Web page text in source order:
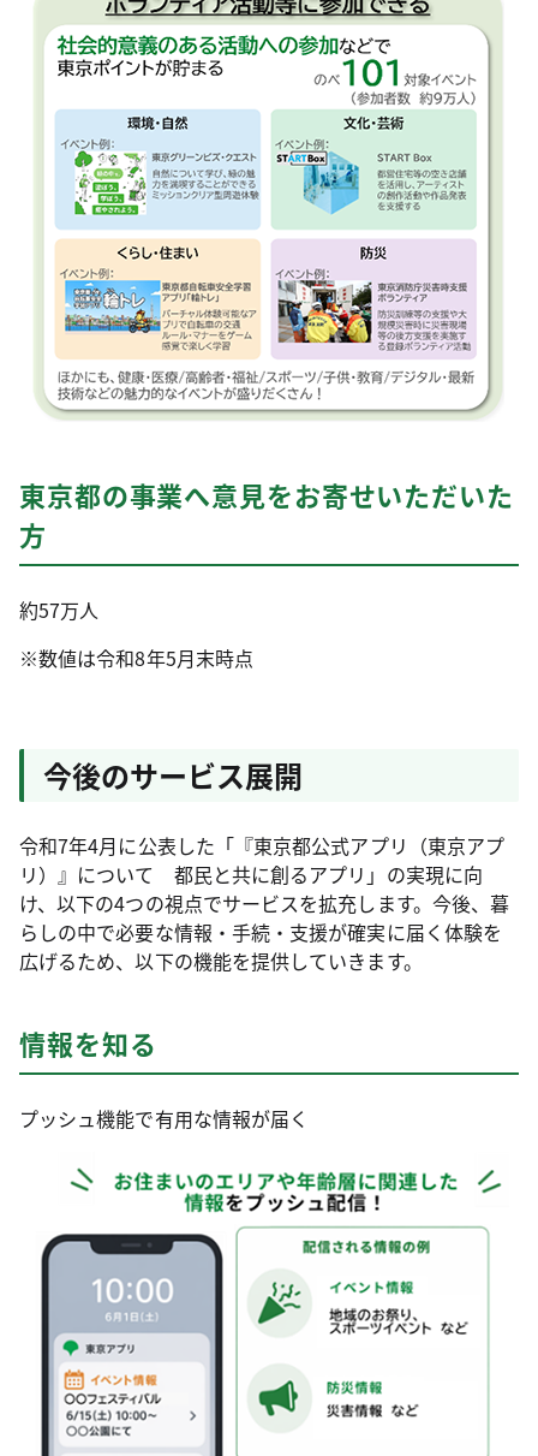
東京都の事業へ意見をお寄せいただいた
方
約57万人
※数値は令和8年5月末時点
今後のサービス展開
令和7年4月に公表した「『東京都公式アプリ（東京アプ
リ）』について 都民と共に創るアプリ」の実現に向
け、以下の4つの視点でサービスを拡充します。今後、暮
らしの中で必要な情報・手続・支援が確実に届く体験を
広げるため、以下の機能を提供していきます。
情報を知る
プッシュ機能で有用な情報が届く